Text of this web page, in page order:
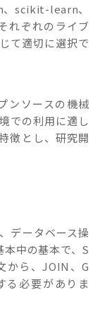
scikit-learn、
れぞれのライブ
て適切に選択で
ンソースの機械
での利用に適し
徴とし、研究開
データベース操
中の基本で、S
から、JOIN、G
る必要がありま